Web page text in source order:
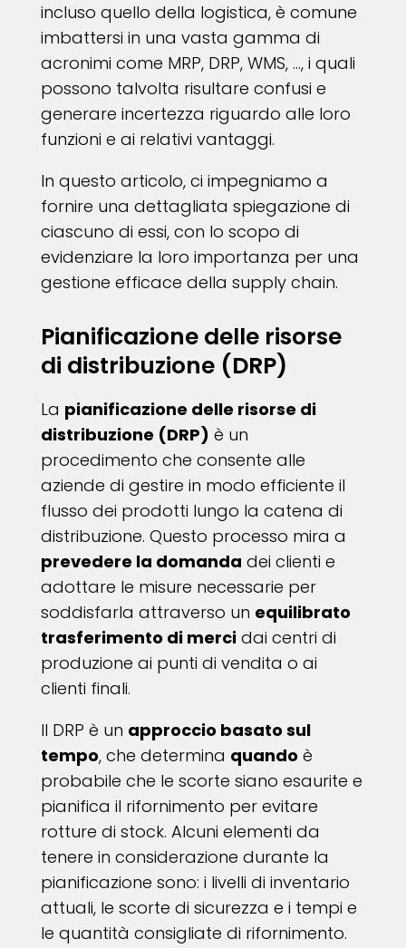
incluso quello della logistica, è comune
imbattersi in una vasta gamma di
acronimi come MRP, DRP, WMS, …, i quali
possono talvolta risultare confusi e
generare incertezza riguardo alle loro
funzioni e ai relativi vantaggi.
In questo articolo, ci impegniamo a
fornire una dettagliata spiegazione di
ciascuno di essi, con lo scopo di
evidenziare la loro importanza per una
gestione efficace della supply chain.
Pianificazione delle risorse
di distribuzione (DRP)
La pianificazione delle risorse di
distribuzione (DRP) è un
procedimento che consente alle
aziende di gestire in modo efficiente il
flusso dei prodotti lungo la catena di
distribuzione. Questo processo mira a
prevedere la domanda dei clienti e
adottare le misure necessarie per
soddisfarla attraverso un equilibrato
trasferimento di mercidai centri di
produzione ai punti di vendita o ai
clienti finali.
Il DRP è un approccio basato sul
tempo, che determina quando è
probabile che le scorte siano esaurite e
pianifica il rifornimento per evitare
rotture di stock. Alcuni elementi da
tenere in considerazione durante la
pianificazione sono: i livelli di inventario
attuali, le scorte di sicurezza e i tempi e
le quantità consigliate di rifornimento.